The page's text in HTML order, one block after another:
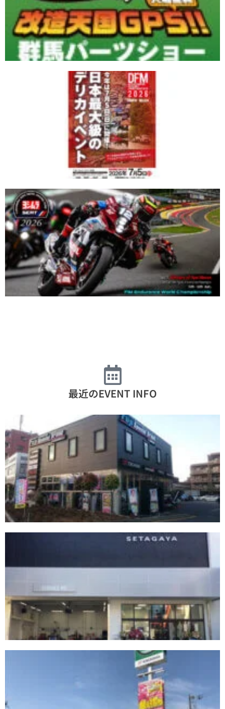
最近のEVENT INFO